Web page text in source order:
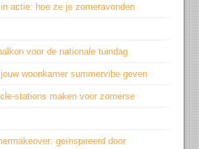
actie: hoe ze je zomeravonden
voor de nationale tuindag
woonkamer summervibe geven
stations maken voor zomerse
geïnspireerd door